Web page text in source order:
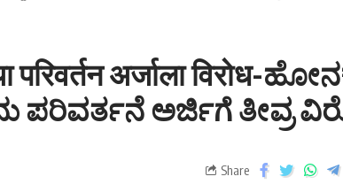
परिवर्तन अर्जाला विरोध-
ಪರಿವರ್ತನೆ ಅರ್ಜಿಗೆ ತೀವ್ರ
Share